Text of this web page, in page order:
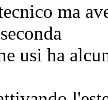
ma
usi ha